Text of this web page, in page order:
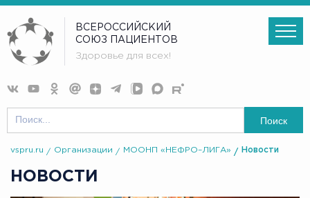
ВСЕРОССИЙСКИЙ
СОЮЗ ПАЦИЕНТОВ
Здоровье для всех!
Поиск
vspru.ru Организации МООНП «НЕФРО–ЛИГА» Новости
НОВОСТИ